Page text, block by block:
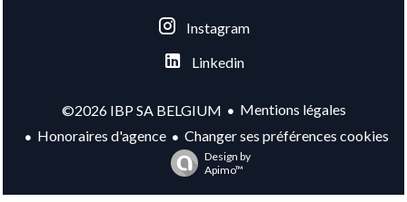
Instagram
Linkedin
©2026 IBP SA BELGIUM
Mentions légales
Honoraires d'agence
Changer ses préférences cookies
Design by
Apimo™